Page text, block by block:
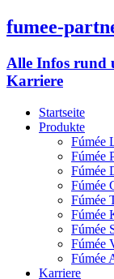
fumee-
Alle Infos rund
Karriere
Startseite
Produkte
Fúmée
Fúmée
Fúmée
Fúmée
Fúmée
Fúmée
Fúmée
Fúmée
Fúmée
Karriere